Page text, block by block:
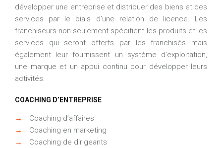
développer une entreprise et distribuer des biens et des
services par le biais d’une relation de licence. Les
franchiseurs non seulement spécifient les produits et les
services qui seront offerts par les franchisés mais
également leur fournissent un système d’exploitation,
une marque et un appui continu pour développer leurs
activités.
COACHING D’ENTREPRISE
→
Coaching d’affaires
→
Coaching en marketing
→
Coaching de dirigeants